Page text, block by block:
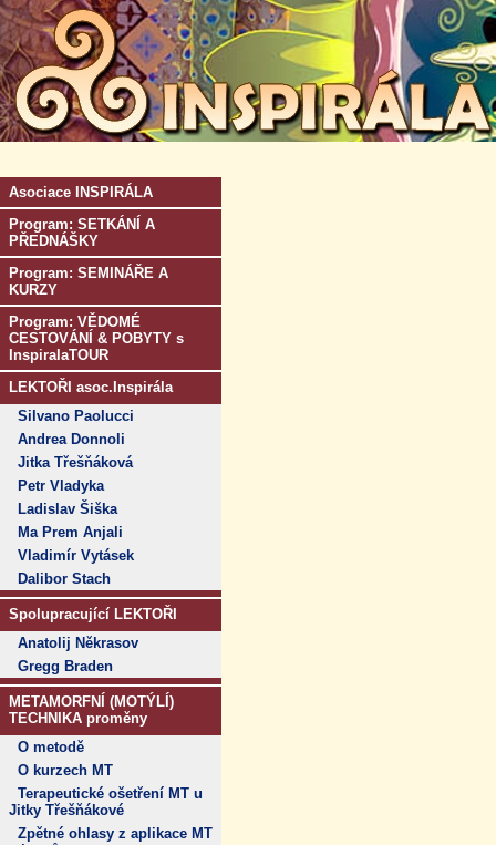
Asociace INSPIRÁLA
Program: SETKÁNÍ A
PŘEDNÁŠKY
Program: SEMINÁŘE A
KURZY
Program: VĚDOMÉ
CESTOVÁNÍ & POBYTY s
InspiralaTOUR
LEKTOŘI asoc.Inspirála
Silvano Paolucci
Andrea Donnoli
Jitka Třešňáková
Petr Vladyka
Ladislav Šiška
Ma Prem Anjali
Vladimír Vytásek
Dalibor Stach
Spolupracující LEKTOŘI
Anatolij Někrasov
Gregg Braden
METAMORFNÍ (MOTÝLÍ)
TECHNIKA proměny
O metodě
O kurzech MT
Terapeutické ošetření MT u
Jitky Třešňákové
Zpětné ohlasy z aplikace MT